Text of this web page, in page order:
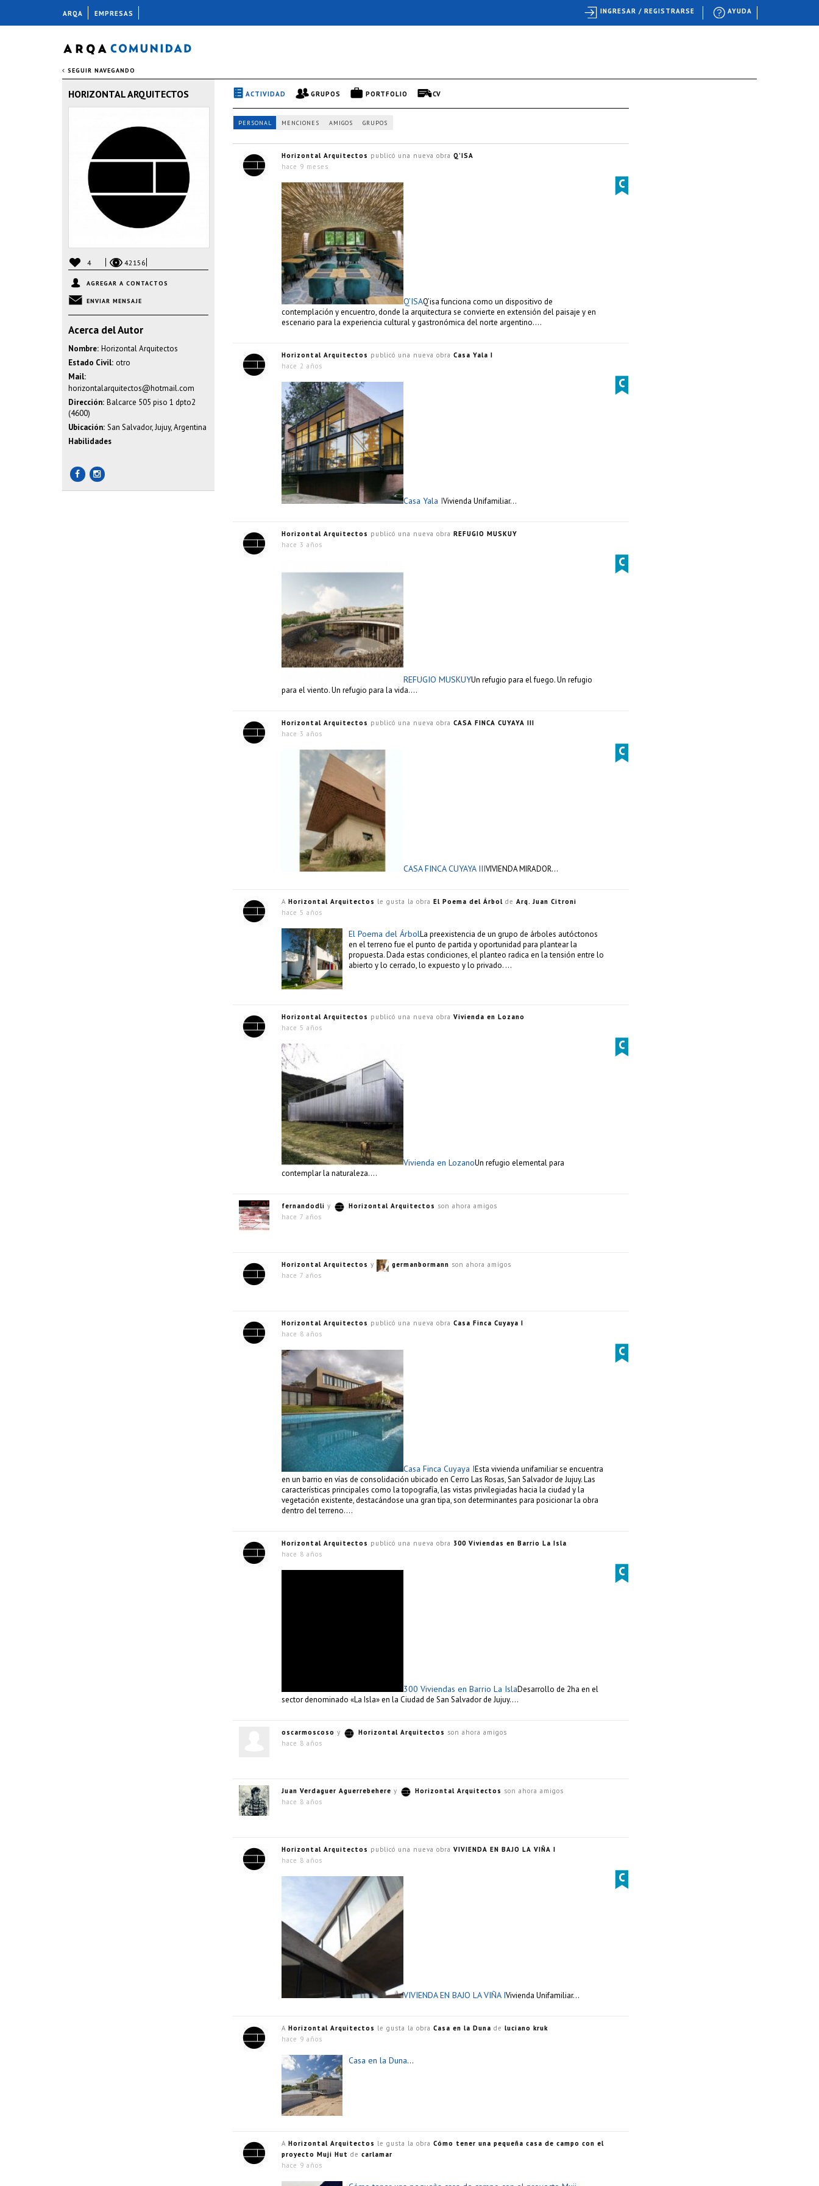
SEGUIR NAVEGANDO
HORIZONTAL ARQUITECTOS
4 42156
AGREGAR A CONTACTOS
ENVIAR MENSAJE
Acerca del Autor
Nombre: Horizontal Arquitectos
Estado Civil: otro
Mail:
horizontalarquitectos@hotmail.com
Dirección: Balcarce 505 piso 1 dpto2
(4600)
Ubicación: San Salvador, Jujuy, Argentina
Habilidades
ACTIVIDAD GRUPOS PORTFOLIO CV
PERSONAL MENCIONES AMIGOS GRUPOS
Horizontal Arquitectos publicó una nueva obra Q’ISA
hace 9 meses
Q’ISAQ’isa funciona como un dispositivo de
contemplación y encuentro, donde la arquitectura se convierte en extensión del paisaje y en
escenario para la experiencia cultural y gastronómica del norte argentino….
Horizontal Arquitectos publicó una nueva obra Casa Yala I
hace 2 años
Casa Yala IVivienda Unifamiliar…
Horizontal Arquitectos publicó una nueva obra REFUGIO MUSKUY
hace 3 años
REFUGIO MUSKUYUn refugio para el fuego. Un refugio
para el viento. Un refugio para la vida….
Horizontal Arquitectos publicó una nueva obra CASA FINCA CUYAYA III
hace 3 años
CASA FINCA CUYAYA IIIVIVIENDA MIRADOR…
A Horizontal Arquitectos le gusta la obra El Poema del Árbol de Arq. Juan Citroni
hace 5 años
El Poema del ÁrbolLa preexistencia de un grupo de árboles autóctonos
en el terreno fue el punto de partida y oportunidad para plantear la
propuesta. Dada estas condiciones, el planteo radica en la tensión entre lo
abierto y lo cerrado, lo expuesto y lo privado. …
Horizontal Arquitectos publicó una nueva obra Vivienda en Lozano
hace 5 años
Vivienda en LozanoUn refugio elemental para
contemplar la naturaleza….
fernandodli y Horizontal Arquitectos son ahora amigos
hace 7 años
Horizontal Arquitectos y germanbormann son ahora amigos
hace 7 años
Horizontal Arquitectos publicó una nueva obra Casa Finca Cuyaya I
hace 8 años
Casa Finca Cuyaya IEsta vivienda unifamiliar se encuentra
en un barrio en vías de consolidación ubicado en Cerro Las Rosas, San Salvador de Jujuy. Las
características principales como la topografía, las vistas privilegiadas hacia la ciudad y la
vegetación existente, destacándose una gran tipa, son determinantes para posicionar la obra
dentro del terreno….
Horizontal Arquitectos publicó una nueva obra 300 Viviendas en Barrio La Isla
hace 8 años
300 Viviendas en Barrio La IslaDesarrollo de 2ha en el
sector denominado «La Isla» en la Ciudad de San Salvador de Jujuy….
oscarmoscoso y Horizontal Arquitectos son ahora amigos
hace 8 años
Juan Verdaguer Aguerrebehere y Horizontal Arquitectos son ahora amigos
hace 8 años
Horizontal Arquitectos publicó una nueva obra VIVIENDA EN BAJO LA VIÑA I
hace 8 años
VIVIENDA EN BAJO LA VIÑA IVivienda Unifamiliar…
A Horizontal Arquitectos le gusta la obra Casa en la Duna de luciano kruk
hace 9 años
Casa en la Duna…
A Horizontal Arquitectos le gusta la obra Cómo tener una pequeña casa de campo con el
proyecto Muji Hut de carlamar
hace 9 años
ARQA EMPRESAS AYUDA
INGRESAR / REGISTRARSE